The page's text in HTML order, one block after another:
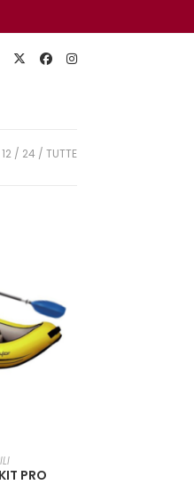
12 24 TUTTE
PRO